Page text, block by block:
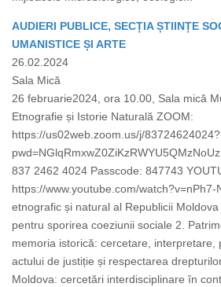
AUDIERI PUBLICE, SECȚIA ȘTIINȚE
UMANISTICE ȘI ARTE
26.02.2024
Sala Mică
26 februarie2024, ora 10.00, Sala mică
Etnografie și Istorie Naturală ZOOM:
https://us02web.zoom.us/j/83724624024?
837 2462 4024 Passcode: 847743
https://www.youtube.com/watch?v=nPh7-
etnografic și natural al Republicii
pentru sporirea coeziunii sociale 2.
memoria istorică: cercetare, interpretare,
actului de justiție și respectarea
Moldova: cercetări interdisciplinare în